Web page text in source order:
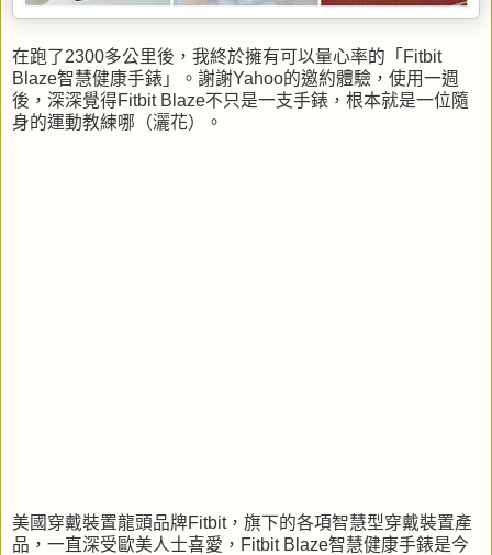
在跑了2300多公里後，我終於擁有可以量心率的「Fitbit
Blaze智慧健康手錶」。謝謝Yahoo的邀約體驗，使用一週
後，深深覺得Fitbit Blaze不只是一支手錶，根本就是一位隨
身的運動教練哪（灑花）。
美國穿戴裝置龍頭品牌Fitbit，旗下的各項智慧型穿戴裝置產
品，一直深受歐美人士喜愛，Fitbit Blaze智慧健康手錶是今